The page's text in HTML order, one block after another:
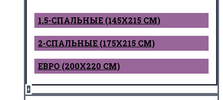
1,5-СПАЛЬНЫЕ (145Х215 СМ)
2-СПАЛЬНЫЕ (175Х215 СМ)
ЕВРО (200Х220 СМ)
+